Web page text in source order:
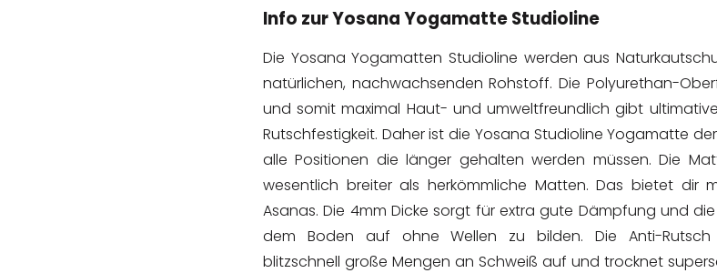
Info zur Yosana Yogamatte Studioline
Die Yosana Yogamatten Studioline werden aus
natürlichen, nachwachsenden Rohstoff. Die Polyurethan-
und somit maximal Haut- und umweltfreundlich gibt
Rutschfestigkeit. Daher ist die Yosana Studioline Yogamatte
alle Positionen die länger gehalten werden müssen. Die
wesentlich breiter als herkömmliche Matten. Das bietet dir
Asanas. Die 4mm Dicke sorgt für extra gute Dämpfung und
dem Boden auf ohne Wellen zu bilden. Die Anti-Rutsch
blitzschnell große Mengen an Schweiß auf und trocknet